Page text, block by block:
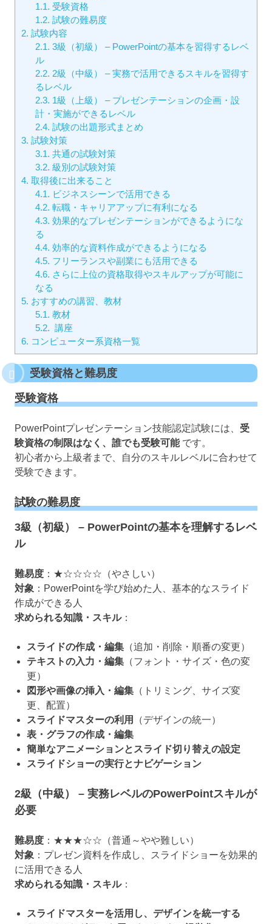
1.1. 受験資格
1.2. 試験の難易度
2. 試験内容
2.1. 3級（初級） – PowerPointの基本を習得するレベ
ル
2.2. 2級（中級） – 実務で活用できるスキルを習得す
るレベル
2.3. 1級（上級） – プレゼンテーションの企画・設
計・実施ができるレベル
2.4. 試験の出題形式まとめ
3. 試験対策
3.1. 共通の試験対策
3.2. 級別の試験対策
4. 取得後に出来ること
4.1. ビジネスシーンで活用できる
4.2. 転職・キャリアアップに有利になる
4.3. 効果的なプレゼンテーションができるようにな
る
4.4. 効率的な資料作成ができるようになる
4.5. フリーランスや副業にも活用できる
4.6. さらに上位の資格取得やスキルアップが可能に
なる
5. おすすめの講習、教材
5.1. 教材
5.2. 講座
6. コンピューター系資格一覧
受験資格と難易度
受験資格
PowerPointプレゼンテーション技能認定試験には、 受
験資格の制限はなく、誰でも受験可能です。
初心者から上級者まで、自分のスキルレベルに合わせて
受験できます。
試験の難易度
3級（初級） – PowerPointの基本を理解するレベ
ル
難易度 ：★☆☆☆☆（やさしい）
対象 ：PowerPointを学び始めた人、基本的なスライド
作成ができる人
求められる知識・スキル：
スライドの作成・編集 （追加・削除・順番の変更）
テキストの入力・編集 （フォント・サイズ・色の変
更）
図形や画像の挿入・編集 （トリミング、サイズ変
更、配置）
スライドマスターの利用
（デザインの統一）
表・グラフの作成・編集
簡単なアニメーションとスライド切り替えの設定
スライドショーの実行とナビゲーション
2級（中級） – 実務レベルのPowerPointスキルが
必要
難易度 ：★★★☆☆（普通～やや難しい）
対象 ：プレゼン資料を作成し、スライドショーを効果的
に活用できる人
求められる知識・スキル：
スライドマスターを活用し、デザインを統一する